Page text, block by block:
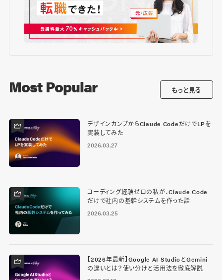
Most Popular もっと見る
デザインカンプからClaude CodeだけでLPを
実装してみた
2026.03.27
コーディング経験ゼロの私が、Claude Code
だけで社内の基幹システムを作った話
2026.03.25
【2026年最新】Google AI StudioとGemini
の違いとは？使い分けと活用法を徹底解説